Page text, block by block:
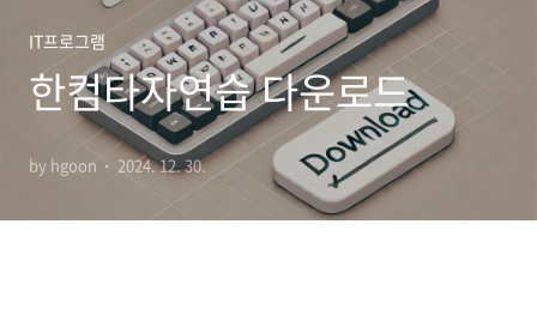
IT프로그램
한컴타자연습 다운로드
by hgoon 2024. 12. 30.